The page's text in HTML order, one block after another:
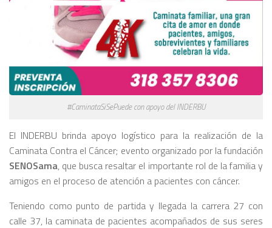
#CaminataSiSePuede con apoyo del INDERBU
El INDERBU brinda apoyo logístico para la realización de la
Caminata Contra el Cáncer; evento organizado por la fundación
SENOSama, que busca resaltar el importante rol de la familia y
amigos en el proceso de atención a pacientes con cáncer.
Teniendo como punto de partida y llegada la carrera 27 con
calle 37, la caminata de pacientes acompañados de sus seres